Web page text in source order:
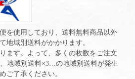
を使用しており、送料無料商品以外
地域別送料がかかります。
ます。よって、多くの枚数をご注文
地域別送料×3…の地域別送料が発生
ご了承ください。